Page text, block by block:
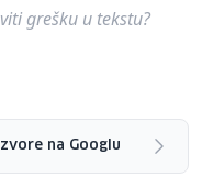
grešku u tekstu?
na Googlu